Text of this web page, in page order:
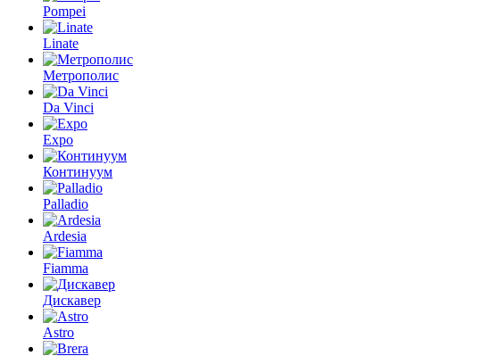
Pompei
Linate
Метрополис
Da Vinci
Expo
Континуум
Palladio
Ardesia
Fiamma
Дискавер
Astro